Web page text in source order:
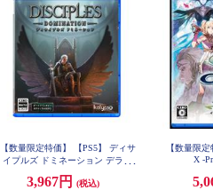
【数量限定特価】 【PS5】 ディサ
イプルズ ドミネーション デラッ
3,967円
(税込)
【数量限
X -